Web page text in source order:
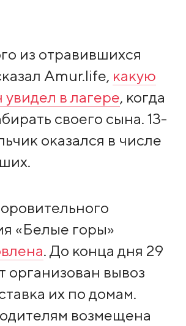
из отравившихся
Amur.life, какую
увидел в лагере, когда
своего сына. 13-
оказался в числе
«Белые горы»
. До конца дня 29
организован вывоз
их по домам.
возмещена